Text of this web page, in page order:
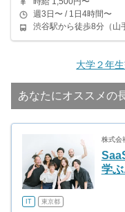
週3日〜 / 1日4時間〜
渋谷駅から徒歩8分（山
大学２年
あなたにオススメの
株式会
学
IT 東京都